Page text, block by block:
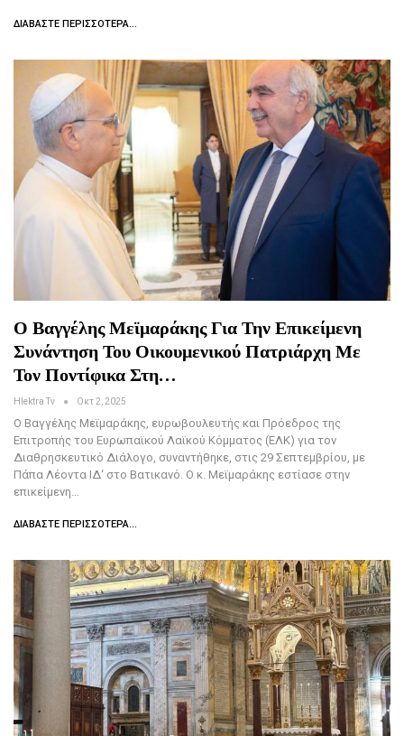
ΔΙΑΒΆΣΤΕ ΠΕΡΙΣΣΌΤΕΡΑ...
Ο Βαγγέλης Μεϊμαράκης Για Την Επικείμενη
Συνάντηση Του Οικουμενικού Πατριάρχη Με
Τον Ποντίφικα Στη…
Hlektra Tv Οκτ 2, 2025
Ο Βαγγέλης Μεϊμαράκης, ευρωβουλευτής και Πρόεδρος της
Επιτροπής του Ευρωπαϊκού Λαϊκού Κόμματος (ΕΛΚ) για τον
Διαθρησκευτικό Διάλογο, συναντήθηκε, στις 29 Σεπτεμβρίου, με
Πάπα Λέοντα ΙΔ‘ στο Βατικανό. Ο κ. Μεϊμαράκης εστίασε στην
επικείμενη…
ΔΙΑΒΆΣΤΕ ΠΕΡΙΣΣΌΤΕΡΑ...